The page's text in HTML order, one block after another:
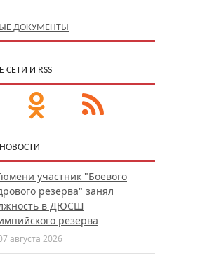
ДОКУМЕНТЫ
И RSS
участник "Боевого
резерва" занял
в ДЮСШ
резерва
августа 2026